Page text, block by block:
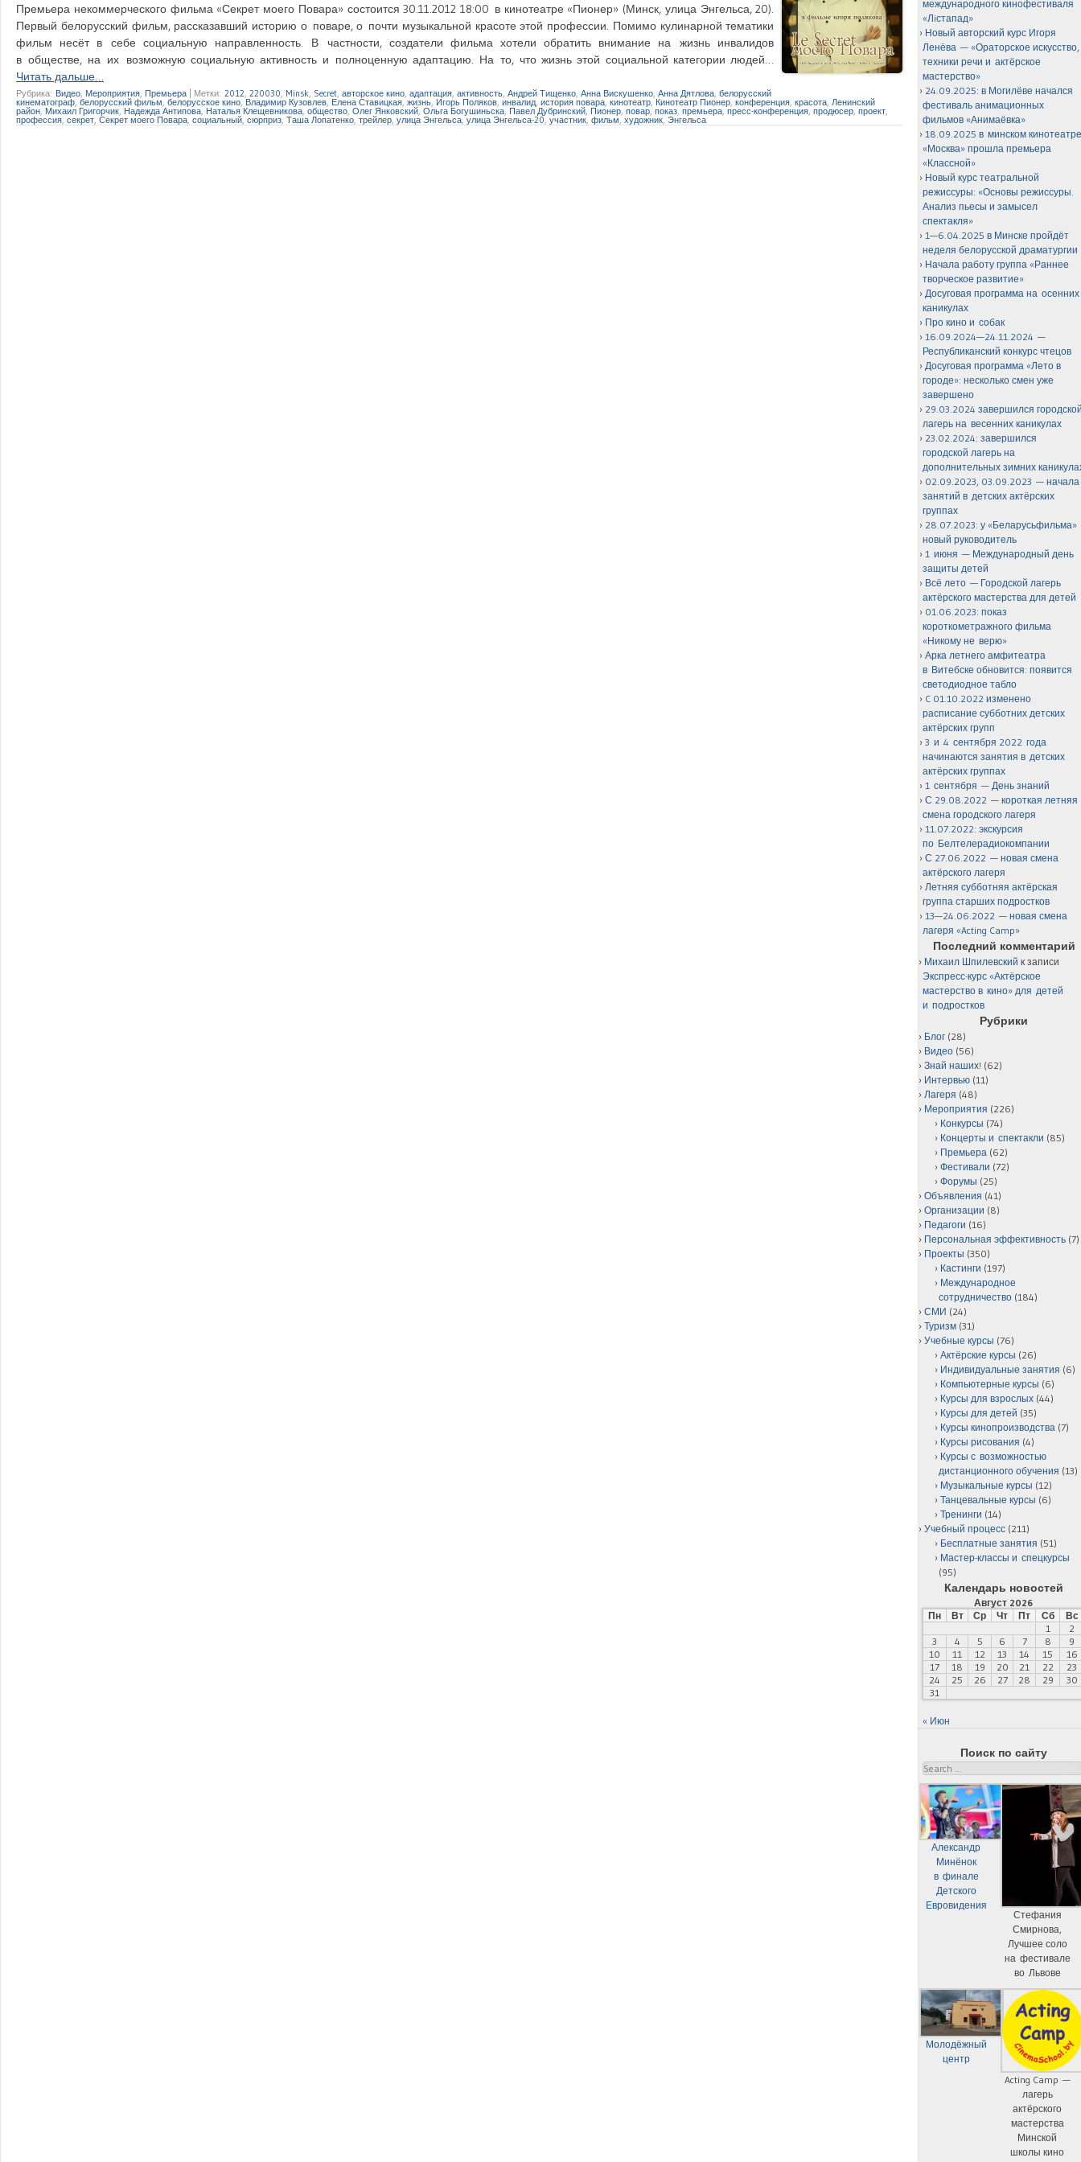
Премьера некоммерческого фильма «Секрет моего Повара» состоится 30.11.2012 18:00 в кинотеатре «Пионер» (Минск, улица Энгельса, 20).
Первый белорусский фильм, рассказавший историю о поваре, о почти музыкальной красоте этой профессии. Помимо кулинарной тематики
фильм несёт в себе социальную направленность. В частности, создатели фильма хотели обратить внимание на жизнь инвалидов
в обществе, на их возможную социальную активность и полноценную адаптацию. На то, что жизнь этой социальной категории людей…
Читать дальше…
Рубрика: Видео Мероприятия Премьера Метки: 2012 220030 Minsk Secret авторское кино адаптация активность Андрей Тищенко Анна Вискушенко Анна Дятлова белорусский
кинематограф белорусский фильм белорусское кино ,Владимир Кузовлев Елена Ставицкая ,жизнь Игорь Поляков инвалид история повара кинотеатр , Кинотеатр Пионер конференция красота Ленинский
район Михаил Григорчик Надежда Антипова Наталья Клещевникова общество Олег Янковский Ольга Богушиньска Павел Дубринский Пионер повар, показ премьера ,пресс-конференция продюсер проект
профессия секрет Секрет моего Повара социальный сюрприз Таша Лопатенко трейлер улица Энгельса ,улица Энгельса-20, участник фильм , художник Энгельса
международного кинофестиваля
«Лiстапад»
Новый авторский курс Игоря
Ленёва — «Ораторское искусство,
техники речи и актёрское
мастерство»
24.09.2025: в Могилёве начался
фестиваль анимационных
фильмов «Анимаёвка»
18.09.2025 в минском
«Москва» прошла премьера
«Классной»
Новый курс театральной
режиссуры: «Основы режиссуры.
Анализ пьесы и замысел
спектакля»
1—6.04.2025 в Минске пройдёт
неделя белорусской драматургии
Начала работу группа «Раннее
творческое развитие»
Досуговая программа на осенних
каникулах
Про кино и собак
16.09.2024—24.11.2024 —
Республиканский конкурс чтецов
Досуговая программа «Лето в
городе»: несколько смен уже
завершено
29.03.2024 завершился
лагерь на весенних каникулах
23.02.2024: завершился
городской лагерь на
дополнительных зимних
02.09.2023, 03.09.2023 — начала
занятий в детских актёрских
группах
28.07.2023: у «Беларусьфильма»
новый руководитель
1 июня — Международный день
защиты детей
Всё лето — Городской лагерь
актёрского мастерства для детей
01.06.2023: показ
короткометражного фильма
«Никому не верю»
Арка летнего амфитеатра
в Витебске обновится: появится
светодиодное табло
C 01.10.2022 изменено
расписание субботних детских
актёрских групп
3 и 4 сентября 2022 года
начинаются занятия в детских
актёрских группах
1 сентября — День знаний
С 29.08.2022 — короткая летняя
смена городского лагеря
11.07.2022: экскурсия
по Белтелерадиокомпании
С 27.06.2022 — новая смена
актёрского лагеря
Летняя субботняя актёрская
группа старших подростков
13—24.06.2022 — новая смена
лагеря «Acting Camp»
Последний комментарий
Михаил Шпилевский к записи
Экспресс-курс «Актёрское
мастерство в кино» для детей
и подростков
Рубрики
Блог (28)
Видео (56)
Знай наших! (62)
Интервью (11)
Лагеря (48)
Мероприятия (226)
Конкурсы (74)
Концерты и спектакли (85)
Премьера (62)
Фестивали (72)
Форумы (25)
Объявления (41)
Организации (8)
Педагоги (16)
Персональная эффективность (7)
Проекты (350)
Кастинги (197)
Международное
сотрудничество (184)
СМИ (24)
Туризм (31)
Учебные курсы (76)
Актёрские курсы (26)
Индивидуальные занятия (6)
Компьютерные курсы (6)
Курсы для взрослых (44)
Курсы для детей (35)
Курсы кинопроизводства (7)
Курсы рисования (4)
Курсы с возможностью
дистанционного обучения (13)
Музыкальные курсы (12)
Танцевальные курсы (6)
Тренинги (14)
Учебный процесс (211)
Бесплатные занятия (51)
Мастер-классы и спецкурсы
(95)
Календарь новостей
Август 2026
Пн
Вт Ср Чт Пт Сб
Вс
1
2
3
4 5 6 7 8
9
10
11 12 13 14 15
16
17
18 19 20 21 22
23
24
25 26 27 28 29
30
31
« Июн
Поиск по сайту
Search
Александр
Минёнок
в финале
Детского
Евровидения
Стефания
Смирнова,
Лучшее соло
на фестивале
во Львове
Молодёжный
центр
Acting Camp —
лагерь
актёрского
мастерства
Минской
школы кино